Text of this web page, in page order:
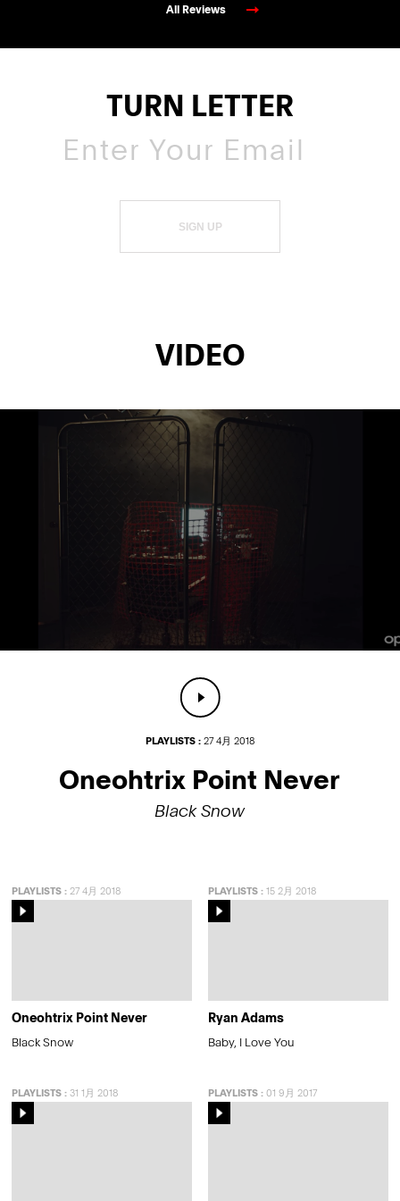
All Reviews
TURN LETTER
SIGN UP
VIDEO
PLAYLISTS :27 4月 2018
Oneohtrix Point Never
Black Snow
PLAYLISTS : 27 4月 2018
Oneohtrix Point Never
Black Snow
PLAYLISTS:15 2月 2018
Ryan Adams
Baby, I Love You
PLAYLISTS : 31 1月 2018 PLAYLISTS:01 9月 2017